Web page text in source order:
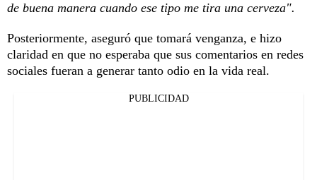
de buena manera cuando ese tipo me tira una cerveza".
Posteriormente, aseguró que tomará venganza, e hizo
claridad en que no esperaba que sus comentarios en redes
sociales fueran a generar tanto odio en la vida real.
PUBLICIDAD